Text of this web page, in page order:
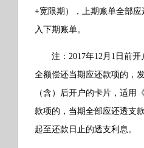
+宽限期），上期账单全部
入下期账单。
注：2017年12月1日前开
全额偿还当期应还款项的，
（含）后开户的卡片，适用
款项的，当期全部应还透支
起至还款日止的透支利息。